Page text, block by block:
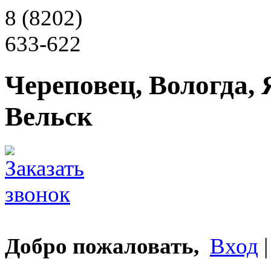
8 (8202)
633-622
Череповец, Вологда,
Вельск
Добро пожаловать, Вход